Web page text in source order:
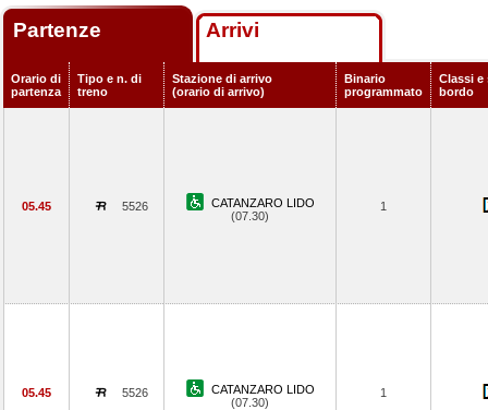
Partenze Arrivi
Orario di
partenza
Tipo e n. di
treno
Stazione di arrivo
(orario di arrivo)
Binario
programmato
Classi e
bordo
05.45 5526
CATANZARO LIDO
(07.30)
1
05.45 5526
CATANZARO LIDO
(07.30)
1